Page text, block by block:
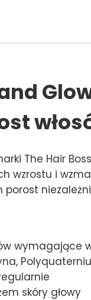
The Hair
wzrostu i
wymagające
skóry głowy